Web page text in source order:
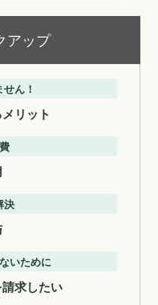
アップ
ん！
リット
決
いために
求したい